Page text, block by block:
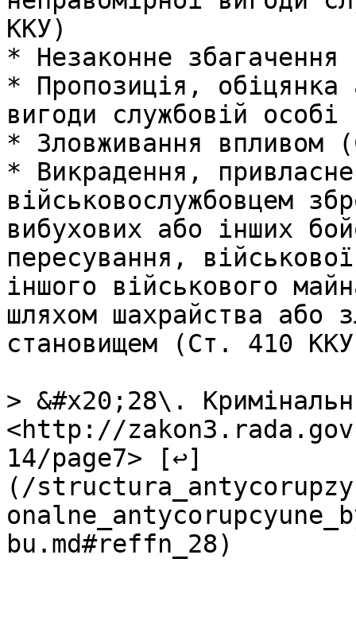
ККУ)
* Незаконне
* Пропозиція, обіцянка
вигоди службовій
* Зловживання
* Викрадення,
військовослужбовцем
вибухових або інших
пересування,
іншого військового
шляхом шахрайства або
становищем (Ст. 410
> &#x20;28\.
<http://
14/page7> [↩]
(/